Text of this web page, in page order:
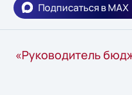
Подписаться в MAX
«Руководитель